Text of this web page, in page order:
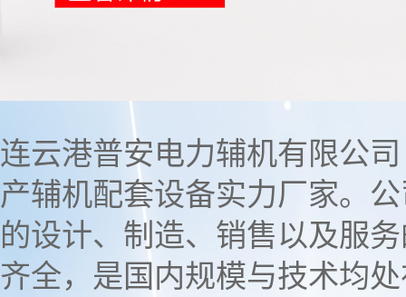
连云港普安电力辅机有限公
产辅机配套设备实力厂家。
的设计、制造、销售以及服
齐全，是国内规模与技术均